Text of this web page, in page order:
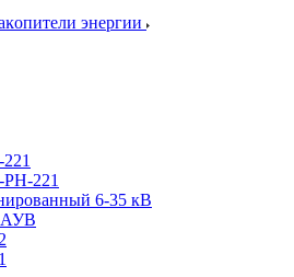
энергии
221
6-35 кВ